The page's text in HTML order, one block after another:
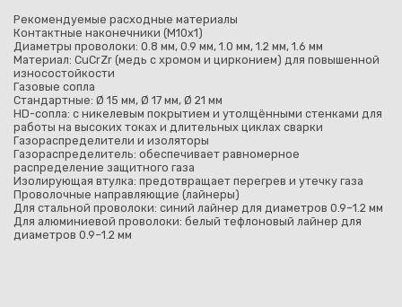
Pекомендуемые расходные материалы
Контактные наконечники (M10x1)
Диаметры проволоки: 0.8 мм, 0.9 мм, 1.0 мм, 1.2 мм, 1.6 мм
Материал: CuCrZr (медь с хромом и цирконием) для повышенной
износостойкости
Газовые сопла
Стандартные: Ø 15 мм, Ø 17 мм, Ø 21 мм
HD-сопла: с никелевым покрытием и утолщёнными стенками для
работы на высоких токах и длительных циклах сварки
Газораспределители и изоляторы
Газораспределитель: обеспечивает равномерное
распределение защитного газа
Изолирующая втулка: предотвращает перегрев и утечку газа
Проволочные направляющие (лайнеры)
Для стальной проволоки: синий лайнер для диаметров 0.9–1.2 мм
Для алюминиевой проволоки: белый тефлоновый лайнер для
диаметров 0.9–1.2 мм